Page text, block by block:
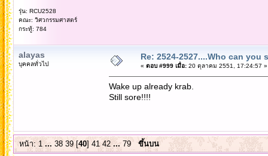
รุ่น: RCU2528
คณะ: วิศวกรรมศาสตร์
กระทู้: 784
alayas
บุคคลทั่วไป
Re: 2524-2527....Who can you
« ตอบ #999 เมื่อ:20 ตุลาคม 2551, 17:24:57 »
Wake up already krab.
Still sore!!!!
หน้า:1 ... 38 39[40]41 42 ...79 ขึ้นบน